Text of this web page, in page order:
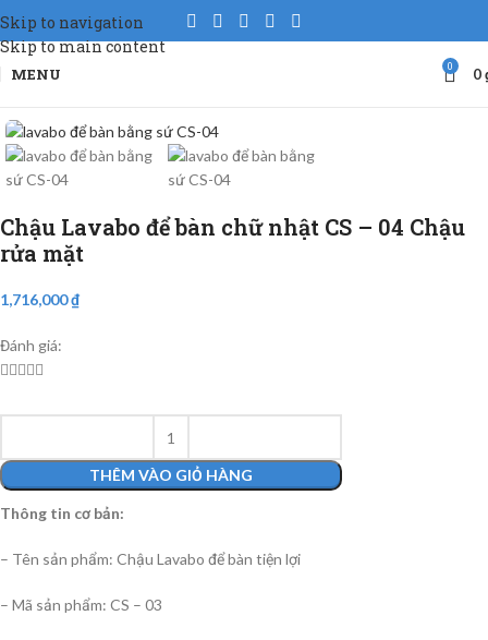
Skip to navigation
Skip to main content
MENU 0 0
Chậu Lavabo để bàn chữ nhật CS – 04 Chậu
rửa mặt
1,716,000₫
Đánh giá:

THÊM VÀO GIỎ HÀNG
Thông tin cơ bản:
– Tên sản phẩm: Chậu Lavabo để bàn tiện lợi
– Mã sản phẩm: CS – 03